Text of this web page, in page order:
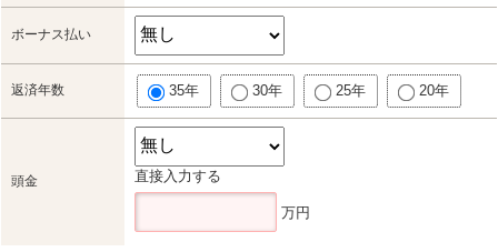
ボーナス払い
返済年数 35年 30年 25年 20年
頭金 直接入力する
万円